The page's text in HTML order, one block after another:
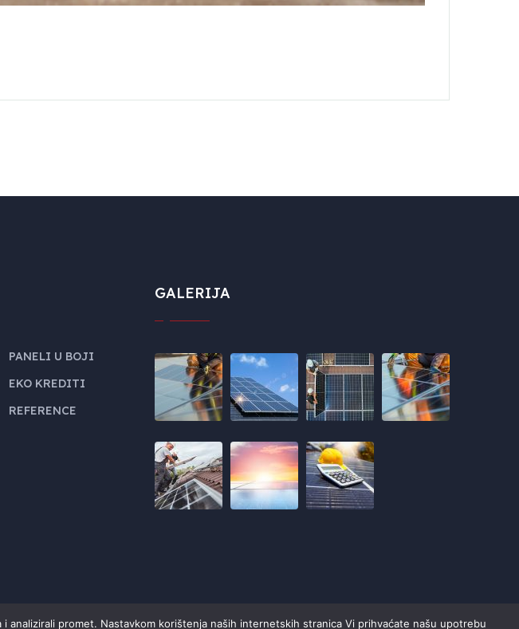
PANELI U BOJI
EKO KREDITI
REFERENCE
GALERIJA
analizirali promet. Nastavkom korištenja naših internetskih stranica Vi prihvaćate našu upotrebu